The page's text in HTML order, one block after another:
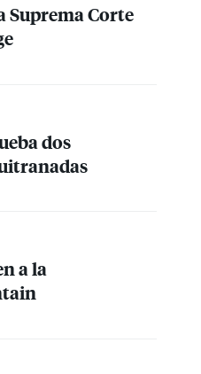
Suprema Corte
dos
a la